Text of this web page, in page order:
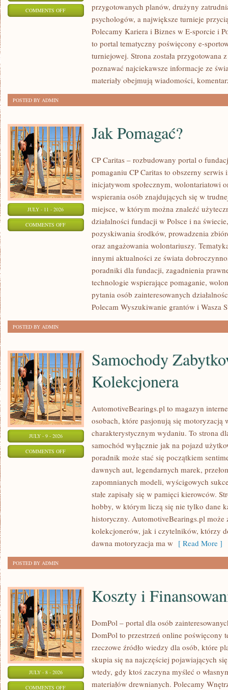
COMMENTS OFFON
LIGIESPORTU
przygotowanych planów, drużyny
psychologów, a największe turnieje
Polecamy Kariera i Biznes w E-sporcie i
to portal tematyczny poświęcony e-
turniejowej. Strona została przygotowana
poznawać najciekawsze informacje ze
materiały obejmują wiadomości,
POSTED BY ADMIN
JULY - 11 - 2026
COMMENTS OFFON
POMAGAĆ?
Jak Pomagać?
CP Caritas – rozbudowany portal o
pomaganiu CP Caritas to obszerny
inicjatywom społecznym, wolontariatowi
wspierania osób znajdujących się w
miejsce, w którym można znaleźć
działalności fundacji w Polsce i na
pozyskiwania środków, prowadzenia
oraz angażowania wolontariuszy.
innymi aktualności ze świata
poradniki dla fundacji, zagadnienia
technologie wspierające pomaganie,
pytania osób zainteresowanych
Polecam Wyszukiwanie grantów i Wasza
POSTED BY ADMIN
JULY - 9 - 2026
COMMENTS OFFON
SAMOCHODY
Samochody
Kolekcjonera
AutomotiveBearings.pl to magazyn
osobach, które pasjonują się motoryzacją
charakterystycznym wydaniu. To strona
samochód wyłącznie jak na pojazd
poradnik może stać się początkiem
dawnych aut, legendarnych marek,
zapomnianych modeli, wyścigowych
stałe zapisały się w pamięci kierowców.
hobby, w którym liczą się nie tylko dane
historyczny. AutomotiveBearings.pl może
kolekcjonerów, jak i czytelników, którzy
dawna motoryzacja ma w [ Read More ]
POSTED BY ADMIN
JULY - 8 - 2026
COMMENTS OFFON
Koszty i
DomPol – portal dla osób
DomPol to przestrzeń online poświęcony
rzeczowe źródło wiedzy dla osób, które
skupia się na najczęściej pojawiających
wtedy, gdy ktoś zaczyna myśleć o
materiałów drewnianych. Polecamy